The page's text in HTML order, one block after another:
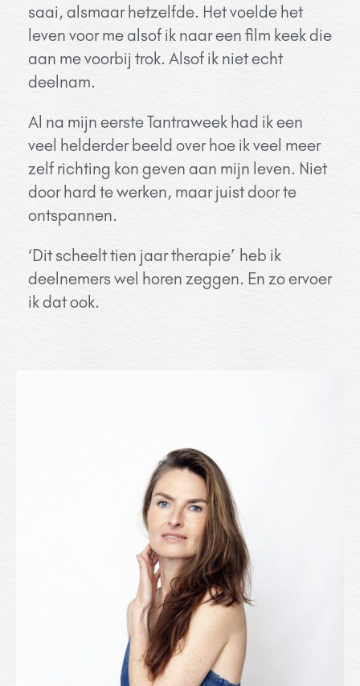
saai, alsmaar hetzelfde. Het voelde het
leven voor me alsof ik naar een film keek die
aan me voorbij trok. Alsof ik niet echt
deelnam.
Al na mijn eerste Tantraweek had ik een
veel helderder beeld over hoe ik veel meer
zelf richting kon geven aan mijn leven. Niet
door hard te werken, maar juist door te
ontspannen.
‘Dit scheelt tien jaar therapie’ heb ik
deelnemers wel horen zeggen. En zo ervoer
ik dat ook.